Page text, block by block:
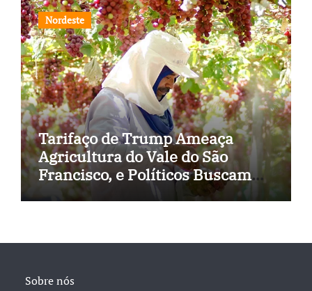
Nordeste
Tarifaço de Trump Ameaça
Agricultura do Vale do São
Francisco, e Políticos Buscam
Soluções
Sobre nós